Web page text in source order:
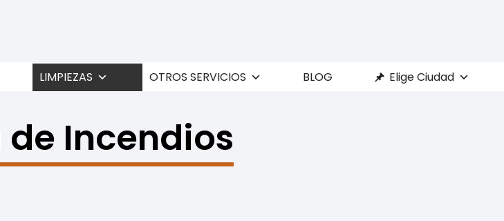
LIMPIEZAS OTROS SERVICIOS BLOG Elige Ciudad
Incendios